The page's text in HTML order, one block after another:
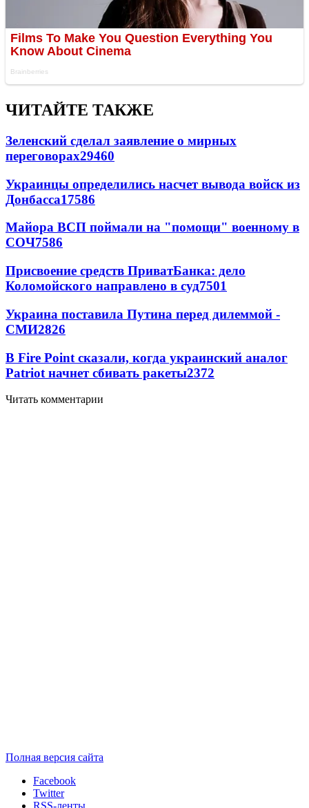
ЧИТАЙТЕ ТАКЖЕ
Зеленский сделал заявление о мирных
переговорах29460
Украинцы определились насчет вывода войск из
Донбасса17586
Майора ВСП поймали на "помощи" военному в
СОЧ7586
Присвоение средств ПриватБанка: дело
Коломойского направлено в суд7501
Украина поставила Путина перед дилеммой -
СМИ2826
В Fire Point сказали, когда украинский аналог
Patriot начнет сбивать ракеты2372
Читать комментарии
Полная версия сайта
Facebook
Twitter